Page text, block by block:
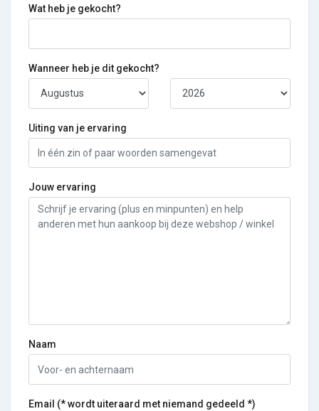
Wat heb je gekocht?
Wanneer heb je dit gekocht?
Uiting van je ervaring
Jouw ervaring
Naam
Email (* wordt uiteraard met niemand gedeeld *)